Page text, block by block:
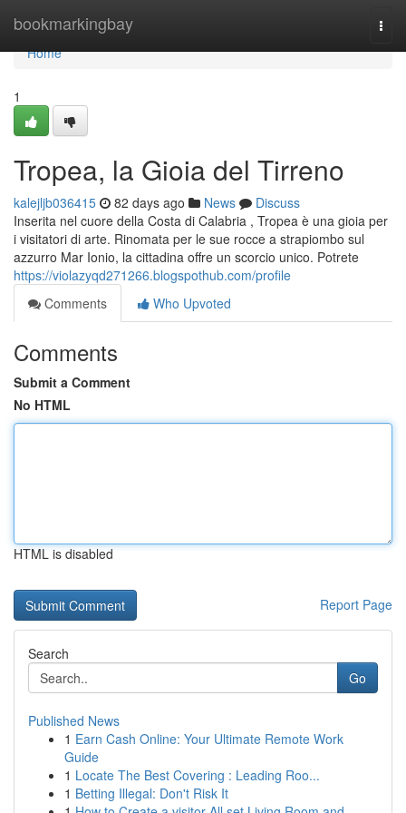
bookmarkingbay
Home
Home
1
Tropea, la Gioia del Tirreno
kalejljb036415 82 days ago News
Discuss
Inserita nel cuore della Costa di Calabria , Tropea è una gioia per
i visitatori di arte. Rinomata per le sue rocce a strapiombo sul
azzurro Mar Ionio, la cittadina offre un scorcio unico. Potrete
https://violazyqd271266.blogspothub.com/profile
Comments
Who Upvoted
Comments
Submit a Comment
No HTML
HTML is disabled
Report Page
Search
Go
Published News
1 Earn Cash Online: Your Ultimate Remote Work
Guide
1 Locate The Best Covering : Leading Roo...
1 Betting Illegal: Don't Risk It